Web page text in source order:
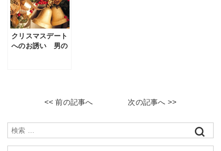
クリスマスデート
へのお誘い 男の
<< 前の記事へ 次の記事へ >>